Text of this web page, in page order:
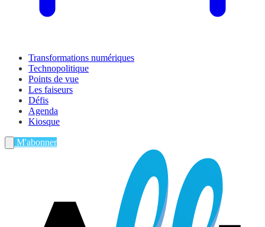
Transformations numériques
Technopolitique
Points de vue
Les faiseurs
Défis
Agenda
Kiosque
M'abonner